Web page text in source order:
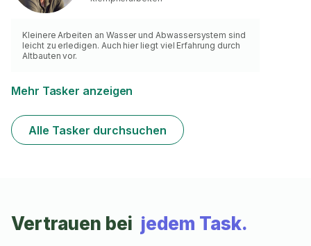
Kleinere Arbeiten an Wasser und Abwassersystem sind
leicht zu erledigen. Auch hier liegt viel Erfahrung durch
Altbauten vor.
Mehr Tasker anzeigen
Alle Tasker durchsuchen
Vertrauen bei jedem Task.